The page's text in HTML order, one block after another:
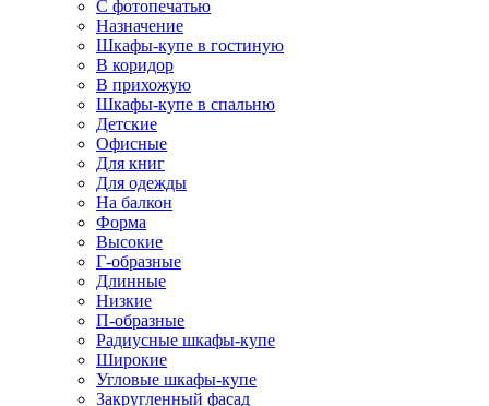
С фотопечатью
Назначение
Шкафы-купе в гостиную
В коридор
В прихожую
Шкафы-купе в спальню
Детские
Офисные
Для книг
Для одежды
На балкон
Форма
Высокие
Г-образные
Длинные
Низкие
П-образные
Радиусные шкафы-купе
Широкие
Угловые шкафы-купе
Закругленный фасад